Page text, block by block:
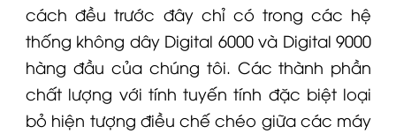
cách đều trước đây chỉ có trong các hệ
thống không dây Digital 6000và Digital 9000
hàng đầu của chúng tôi. Các thành phần
chất lượng với tính tuyến tính đặc biệt loại
bỏ hiện tượng điều chế chéo giữa các máy